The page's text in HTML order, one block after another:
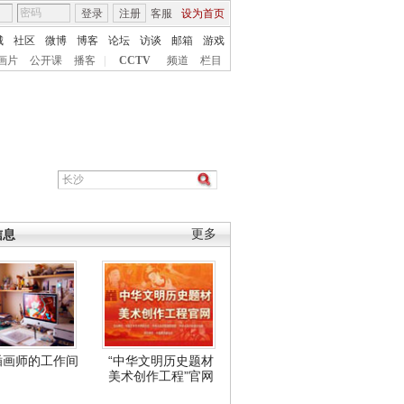
客服 设为首页
登录 注册
社区 微博 博客 论坛 访谈 邮箱
游戏
片
公开课 播客 CCTV 频道 栏目
更多
师的工作间
“中华文明历史题材
美术创作工程”官网